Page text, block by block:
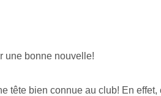
une bonne nouvelle!
tête bien connue au club! En